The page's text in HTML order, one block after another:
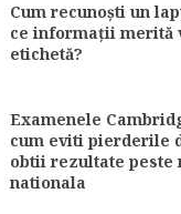
Cum recunoști un
ce informații merită
etichetă?
Examenele
cum eviti pierderile
obtii rezultate peste
nationala